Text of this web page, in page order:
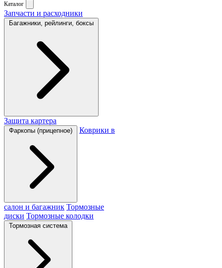
Каталог
Запчасти и расходники
Багажники, рейлинги, боксы
Защита картера
Фаркопы (прицепное) Коврики в
салон и багажник Тормозные
диски Тормозные колодки
Тормозная система